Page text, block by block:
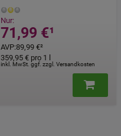
Nur:
71,99 €¹
AVP:89,99 €²
inkl. MwSt. ggf. zzgl. Versandkosten
359,95 € pro 1 l